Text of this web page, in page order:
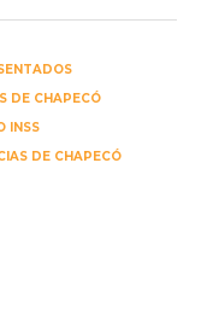
DE CHAPECÓ
INSS
DE CHAPECÓ